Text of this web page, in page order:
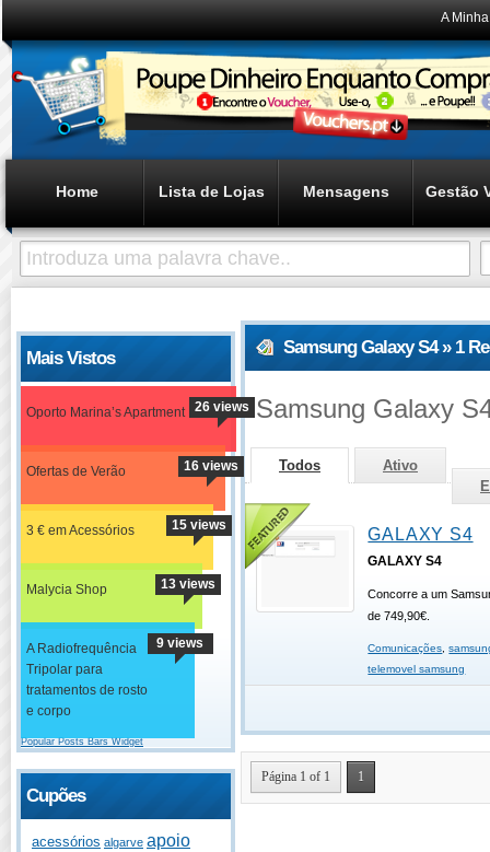
A
Home Lista de Lojas Mensagens Gestão
Mais Vistos
Oporto Marina’s Apartment 26 views
Ofertas de Verão 16 views
3 € em Acessórios 15 views
Malycia Shop 13 views
A Radiofrequência
Tripolar para
tratamentos de rosto
e corpo
9 views
Popular Posts Bars Widget
Cupões
acessórios algarve apoio
Samsung Galaxy S4 » 1
Samsung Galaxy
Todos
Ativo
GALAXY S4
GALAXY S4
Concorre a um
de 749,90€.
Comunicações ,
telemovel samsung
Página 1 of 1 1